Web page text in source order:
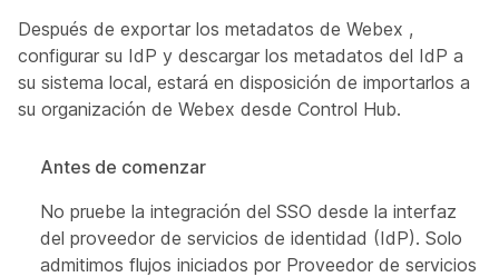
Después de exportar los metadatos de Webex ,
configurar su IdP y descargar los metadatos del IdP a
su sistema local, estará en disposición de importarlos a
su organización de Webex desde Control Hub.
Antes de comenzar
No pruebe la integración del SSO desde la interfaz
del proveedor de servicios de identidad (IdP). Solo
admitimos flujos iniciados por Proveedor de servicios